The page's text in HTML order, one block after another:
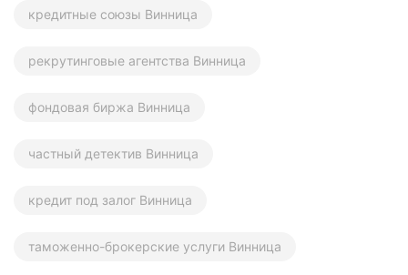
кредитные союзы Винница
рекрутинговые агентства Винница
фондовая биржа Винница
частный детектив Винница
кредит под залог Винница
таможенно-брокерские услуги Винница